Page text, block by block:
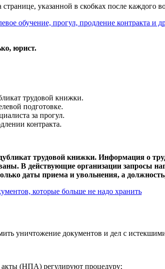
указанной в скобках после каждого
обучение, прогул, продление контракта и
юрист.
трудовой книжки.
подготовке.
за прогул.
контракта.
трудовой книжки. Информация о
В действующие организации запросы
даты приема и увольнения, а
которые больше не надо хранить
уничтожение документов и дел с
(НПА) регулируют процедуру;